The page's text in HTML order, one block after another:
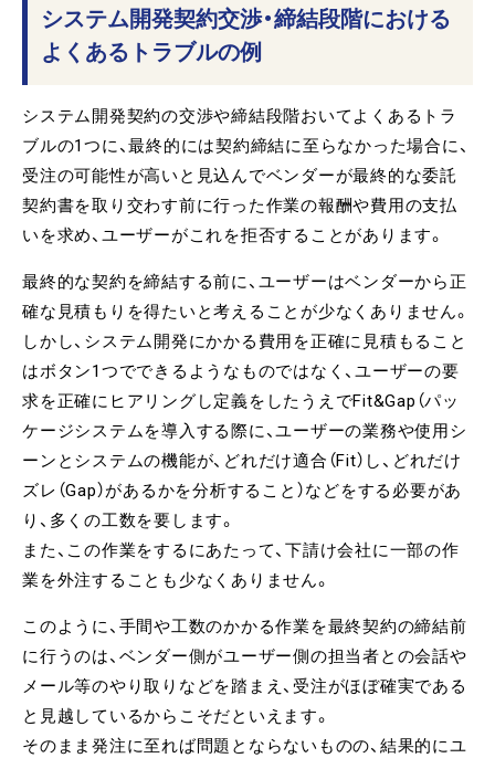
システム開発契約交渉・締結段階における
よくあるトラブルの例
システム開発契約の交渉や締結段階おいてよくあるトラ
ブルの1つに、最終的には契約締結に至らなかった場合に、
受注の可能性が高いと見込んでベンダーが最終的な委託
契約書を取り交わす前に行った作業の報酬や費用の支払
いを求め、ユーザーがこれを拒否することがあります。
最終的な契約を締結する前に、ユーザーはベンダーから正
確な見積もりを得たいと考えることが少なくありません。
しかし、システム開発にかかる費用を正確に見積もること
はボタン1つでできるようなものではなく、ユーザーの要
求を正確にヒアリングし定義をしたうえでFit&Gap（パッ
ケージシステムを導入する際に、ユーザーの業務や使用シ
ーンとシステムの機能が、どれだけ適合（Fit）し、どれだけ
ズレ（Gap）があるかを分析すること）などをする必要があ
り、多くの工数を要します。
また、この作業をするにあたって、下請け会社に一部の作
業を外注することも少なくありません。
このように、手間や工数のかかる作業を最終契約の締結前
に行うのは、ベンダー側がユーザー側の担当者との会話や
メール等のやり取りなどを踏まえ、受注がほぼ確実である
と見越しているからこそだといえます。
そのまま発注に至れば問題とならないものの、結果的にユ